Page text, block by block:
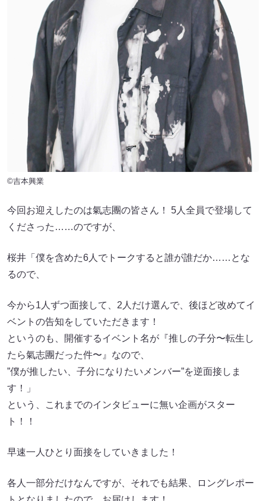
©吉本興業
今回お迎えしたのは氣志團の皆さん！ 5人全員で登場して
くださった……のですが、
桜井「僕を含めた6人でトークすると誰が誰だか……とな
るので、
今から1人ずつ面接して、2人だけ選んで、後ほど改めてイ
ベントの告知をしていただきます！
というのも、開催するイベント名が『推しの子分〜転生し
たら氣志團だった件〜』なので、
”僕が推したい、子分になりたいメンバー”を逆面接しま
す！」
という、これまでのインタビューに無い企画がスター
ト！！
早速一人ひとり面接をしていきました！
各人一部分だけなんですが、それでも結果、ロングレポー